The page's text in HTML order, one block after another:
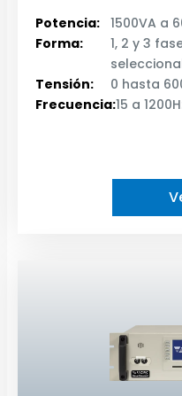
Potencia: 1500VA a
Forma:
1, 2 y 3
Tensión:
0 hasta
Frecuencia:15 a